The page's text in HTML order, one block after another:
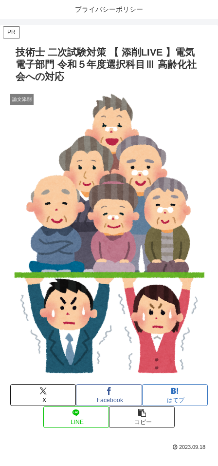
プライバシーポリシー
PR
技術士 二次試験対策 【 添削LIVE 】電気
電子部門 令和５年度選択科目Ⅲ 高齢化社
会への対応
論文添削
X Facebook はてブ
LINE コピー
2023.09.18